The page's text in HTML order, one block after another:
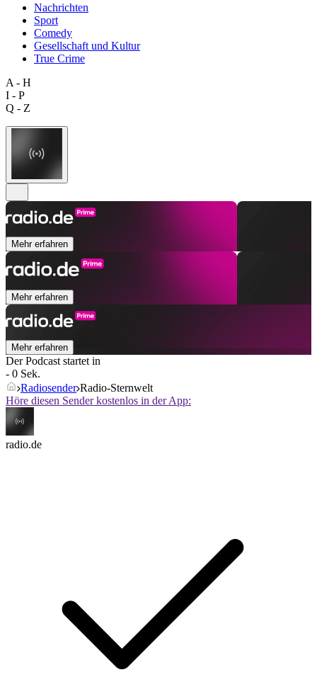
Nachrichten
Sport
Comedy
Gesellschaft und Kultur
True Crime
A - H
I - P
Q - Z
Mehr erfahren
Mehr erfahren
Mehr erfahren
Der Podcast startet in
- 0 Sek.
Radiosender Radio-Sternwelt
Höre diesen Sender kostenlos in der App:
radio.de